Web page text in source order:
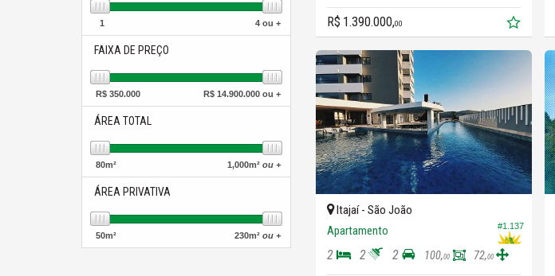
1 4 ou +
FAIXA DE PREÇO
R$ 350.000 R$ 14.900.000 ou +
ÁREA TOTAL
80m² 1,000m² ou +
ÁREA PRIVATIVA
50m² 230m² ou +
R$ 1.390.000,00
#1.137
Itajaí - São João
Apartamento
2 2 2 100,00 72,00